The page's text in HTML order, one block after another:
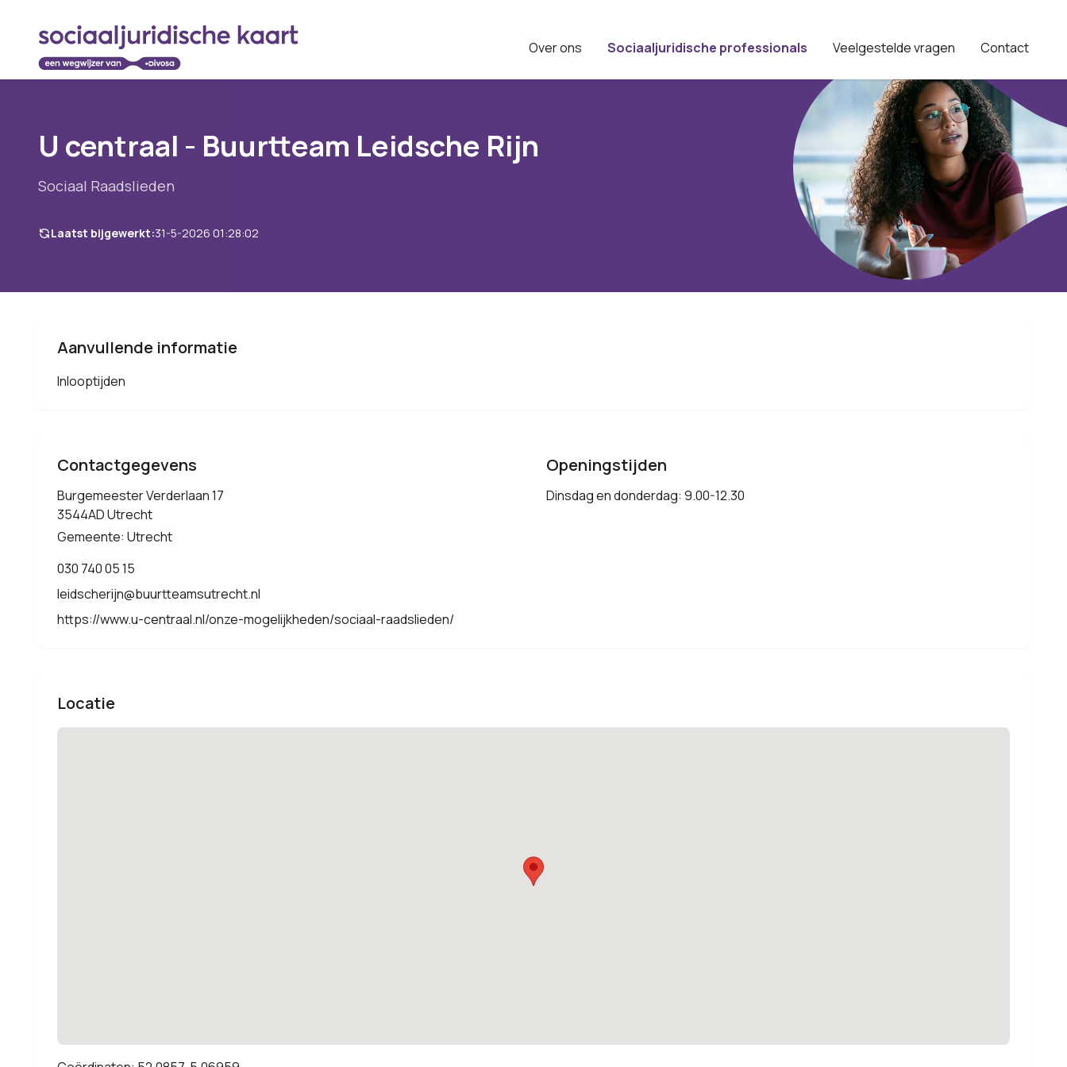
Over ons Sociaaljuridische professionals Veelgestelde vragen Contact
U centraal - Buurtteam Leidsche Rijn
Sociaal Raadslieden
Laatst bijgewerkt:31-5-2026 01:28:02
Aanvullende informatie
Inlooptijden
Contactgegevens
Burgemeester Verderlaan 17
3544AD Utrecht
Gemeente: Utrecht
030 740 05 15
leidscherijn@buurtteamsutrecht.nl
https://www.u-centraal.nl/onze-mogelijkheden/sociaal-raadslieden/
Openingstijden
Dinsdag en donderdag: 9.00-12.30
Locatie